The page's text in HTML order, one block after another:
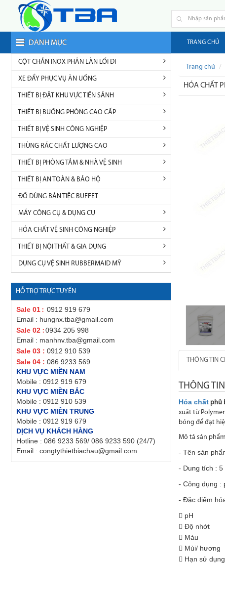
DANH MỤC TRANG CHỦ
CỘT CHẮN INOX PHÂN LÀN LỐI ĐI
XE ĐẨY PHỤC VỤ ĂN UỐNG
THIẾT BỊ ĐẶT KHU VỰC TIỀN SẢNH
THIẾT BỊ BUỒNG PHÒNG CAO CẤP
THIẾT BỊ VỆ SINH CÔNG NGHIỆP
THÙNG RÁC CHẤT LƯỢNG CAO
THIẾT BỊ PHÒNG TẮM & NHÀ VỆ SINH
THIẾT BỊ AN TOÀN & BẢO HỘ
ĐỒ DÙNG BÀN TIỆC BUFFET
MÁY CÔNG CỤ & DỤNG CỤ
HÓA CHẤT VỆ SINH CÔNG NGHIỆP
THIẾT BỊ NỘI THẤT & GIA DỤNG
DỤNG CỤ VỆ SINH RUBBERMAID MỸ
HỖ TRỢ TRỰC TUYẾN
Sale 01 : 0912 919 679
Email : hungnx.tba@gmail.com
Sale 02 : 0934 205 998
Email : manhnv.tba@gmail.com
Sale 03 : 0912 910 539
Sale 04 : 086 9233 569
KHU VỰC MIỀN NAM
Mobile : 0912 919 679
KHU VỰC MIỀN BẮC
Mobile : 0912 910 539
KHU VỰC MIỀN TRUNG
Mobile : 0912 919 679
DỊCH VỤ KHÁCH HÀNG
Hotline : 086 9233 569/ 086 9233 590 (24/7)
Email : congtythietbiachau@gmail.com
Trang chủ
HÓA CHẤT
THÔNG TIN
THÔNG
Hóa chất phủ
xuất từ
bóng để đạt
Mô tả sản
- Tên sản
- Dung tích :
- Công dụng :
- Đặc điểm
 pH
 Độ nhớt
 Màu
 Mùi/ hương
 Hạn sử dụng